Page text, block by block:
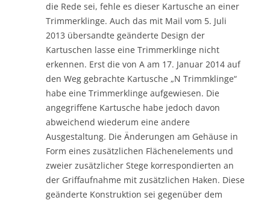
die Rede sei, fehle es dieser Kartusche an einer
Trimmerklinge. Auch das mit Mail vom 5. Juli
2013 übersandte geänderte Design der
Kartuschen lasse eine Trimmerklinge nicht
erkennen. Erst die von A am 17. Januar 2014 auf
den Weg gebrachte Kartusche „N Trimmklinge“
habe eine Trimmerklinge aufgewiesen. Die
angegriffene Kartusche habe jedoch davon
abweichend wiederum eine andere
Ausgestaltung. Die Änderungen am Gehäuse in
Form eines zusätzlichen Flächenelements und
zweier zusätzlicher Stege korrespondierten an
der Griffaufnahme mit zusätzlichen Haken. Diese
geänderte Konstruktion sei gegenüber dem